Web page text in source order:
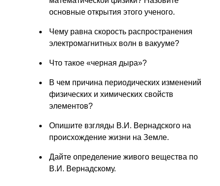
основные открытия этого ученого.
Чему равна скорость распространения
электромагнитных волн в вакууме?
Что такое «черная дыра»?
В чем причина периодических изменений
физических и химических свойств
элементов?
Опишите взгляды В.И. Вернадского на
происхождение жизни на Земле.
Дайте определение живого вещества по
В.И. Вернадскому.